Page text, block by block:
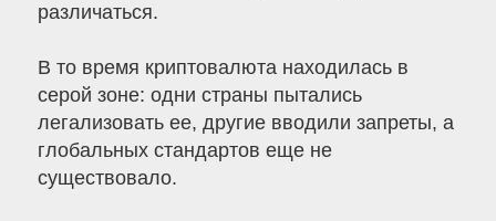
различаться.
В то время криптовалюта находилась в
серой зоне: одни страны пытались
легализовать ее, другие вводили запреты, а
глобальных стандартов еще не
существовало.